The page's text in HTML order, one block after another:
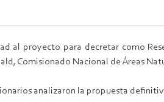
al proyecto para decretar como
Comisionado Nacional de Áreas
analizaron la propuesta